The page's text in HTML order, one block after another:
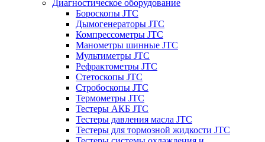
Диагностическое оборудование
Бороскопы JTC
Дымогенераторы JTC
Компрессометры JTC
Манометры шинные JTC
Мультиметры JTC
Рефрактометры JTC
Стетоскопы JTC
Стробоскопы JTC
Термометры JTC
Тестеры АКБ JTC
Тестеры давления масла JTC
Тестеры для тормозной жидкости JTC